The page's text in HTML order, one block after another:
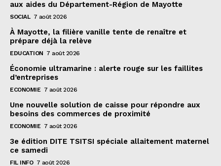
aux aides du Département-Région de Mayotte
SOCIAL 7 août 2026
À Mayotte, la filière vanille tente de renaître et
prépare déjà la relève
EDUCATION 7 août 2026
Économie ultramarine : alerte rouge sur les faillites
d’entreprises
ECONOMIE 7 août 2026
Une nouvelle solution de caisse pour répondre aux
besoins des commerces de proximité
ECONOMIE 7 août 2026
3e édition DITE TSITSI spéciale allaitement maternel
ce samedi
FIL INFO 7 août 2026